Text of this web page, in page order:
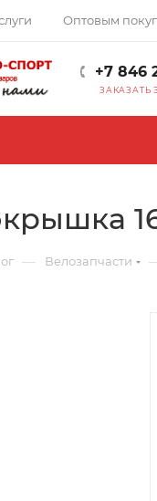
Оптовым
+7 846
ЗАКАЗАТЬ
— Велозапчасти